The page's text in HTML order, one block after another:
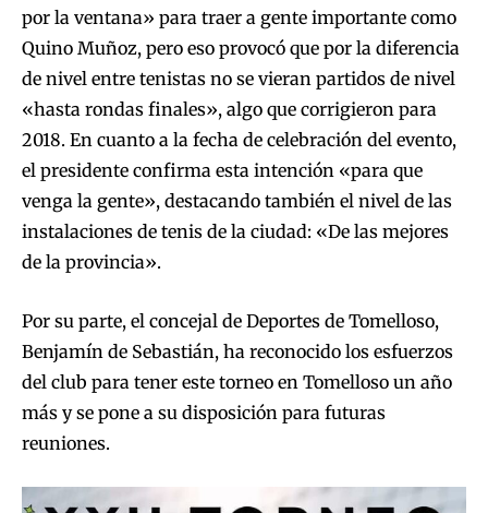
por la ventana» para traer a gente importante como
Quino Muñoz, pero eso provocó que por la diferencia
de nivel entre tenistas no se vieran partidos de nivel
«hasta rondas finales», algo que corrigieron para
2018. En cuanto a la fecha de celebración del evento,
el presidente confirma esta intención «para que
venga la gente», destacando también el nivel de las
instalaciones de tenis de la ciudad: «De las mejores
de la provincia».
Por su parte, el concejal de Deportes de Tomelloso,
Benjamín de Sebastián, ha reconocido los esfuerzos
del club para tener este torneo en Tomelloso un año
más y se pone a su disposición para futuras
reuniones.